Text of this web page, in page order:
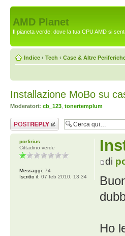
AMD Planet
Il pianeta verde: dove la tua CPU AMD si
Indice ‹ Tech ‹ Case & Altre
Installazione MoBo su
Moderatori: cb_123 tonertemplum
Rispondi al
messaggio
di
Ho
porfirius
Cittadino verde
Messaggi: 74
Iscritto il: 07 feb 2010, 13:34